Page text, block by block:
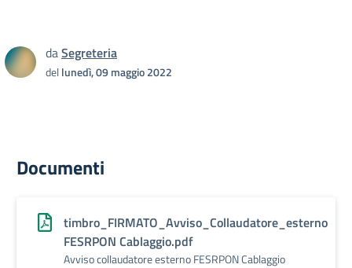
daSegreteria
dellunedì, 09 maggio 2022
Documenti
timbro_FIRMATO_Avviso_Collaudatore_esterno
FESRPON Cablaggio.pdf
Avviso collaudatore esterno FESRPON Cablaggio